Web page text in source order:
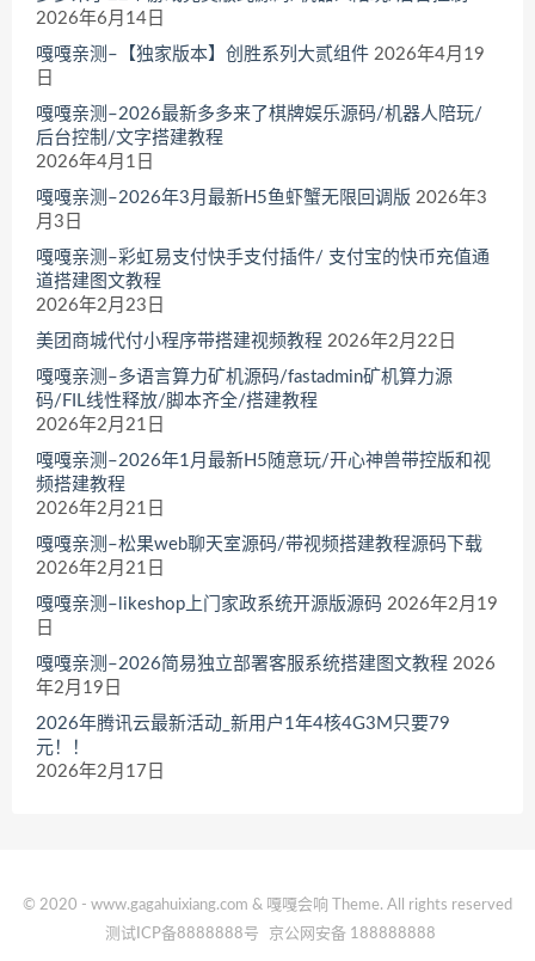
2026年6月14日
嘎嘎亲测–【独家版本】创胜系列大贰组件 2026年4月19
日
嘎嘎亲测–2026最新多多来了棋牌娱乐源码/机器人陪玩/
后台控制/文字搭建教程
2026年4月1日
嘎嘎亲测–2026年3月最新H5鱼虾蟹无限回调版 2026年3
月3日
嘎嘎亲测–彩虹易支付快手支付插件/ 支付宝的快币充值通
道搭建图文教程
2026年2月23日
美团商城代付小程序带搭建视频教程 2026年2月22日
嘎嘎亲测–多语言算力矿机源码/fastadmin矿机算力源
码/FIL线性释放/脚本齐全/搭建教程
2026年2月21日
嘎嘎亲测–2026年1月最新H5随意玩/开心神兽带控版和视
频搭建教程
2026年2月21日
嘎嘎亲测–松果web聊天室源码/带视频搭建教程源码下载
2026年2月21日
嘎嘎亲测–likeshop上门家政系统开源版源码 2026年2月19
日
嘎嘎亲测–2026简易独立部署客服系统搭建图文教程 2026
年2月19日
2026年腾讯云最新活动_新用户1年4核4G3M只要79
元！！
2026年2月17日
© 2020 - www.gagahuixiang.com & 嘎嘎会响 Theme. All rights reserved
测试ICP备8888888号
京公网安备 188888888